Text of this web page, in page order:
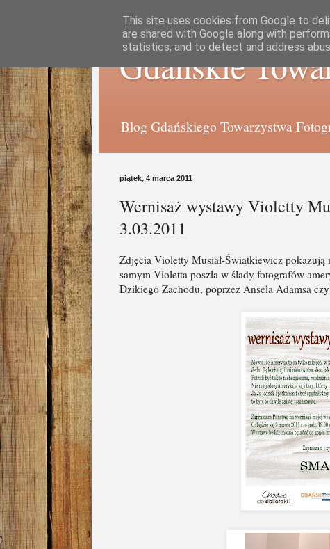
Gdańskie
Blog Gdańskiego Towarzystwa
piątek, 4 marca 2011
Wernisaż wystawy Violetty
3.03.2011
Zdjęcia Violetty Musiał-Świątkiewicz
samym Violetta poszła w ślady fotografów
Dzikiego Zachodu, poprzez Ansela Adamsa
This site uses cookies from Google to
are shared with Google along with
statistics, and to detect and address